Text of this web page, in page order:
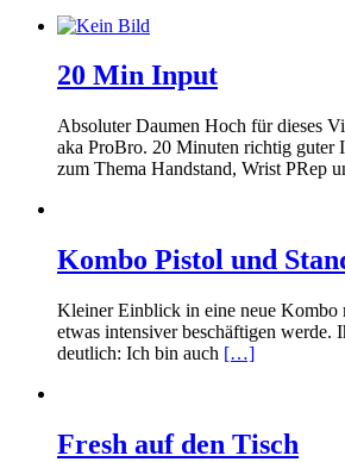
20 Min Input
Absoluter Daumen Hoch für dieses
aka ProBro. 20 Minuten richtig guter
zum Thema Handstand, Wrist PRep
Kombo Pistol und
Kleiner Einblick in eine neue Kombo
etwas intensiver beschäftigen werde.
deutlich: Ich bin auch […]
Fresh auf den Tisch